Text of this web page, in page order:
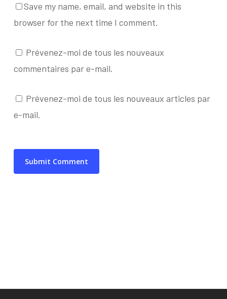
Save my name, email, and website in this
browser for the next time I comment.
Prévenez-moi de tous les nouveaux
commentaires par e-mail.
Prévenez-moi de tous les nouveaux articles par
e-mail.